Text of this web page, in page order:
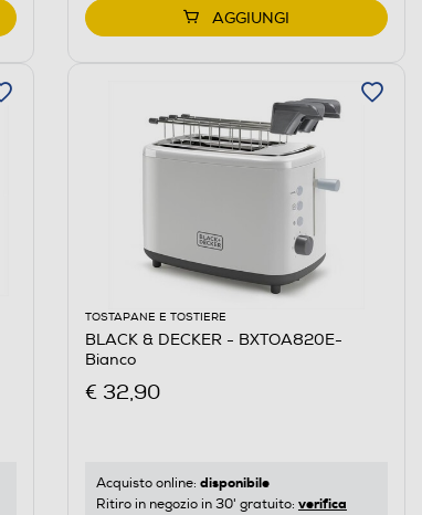
AGGIUNGI
TOSTAPANE E TOSTIERE
BLACK & DECKER - BXTOA820E-
Bianco
€ 32,90
Acquisto online: disponibile
Ritiro in negozio in 30' gratuito: verifica